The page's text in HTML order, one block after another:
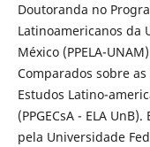
Doutoranda no
Latinoamericanos da
México (PPELA-
Comparados sobre
Estudos Latino-
(PPGECsA - ELA
pela Universidade